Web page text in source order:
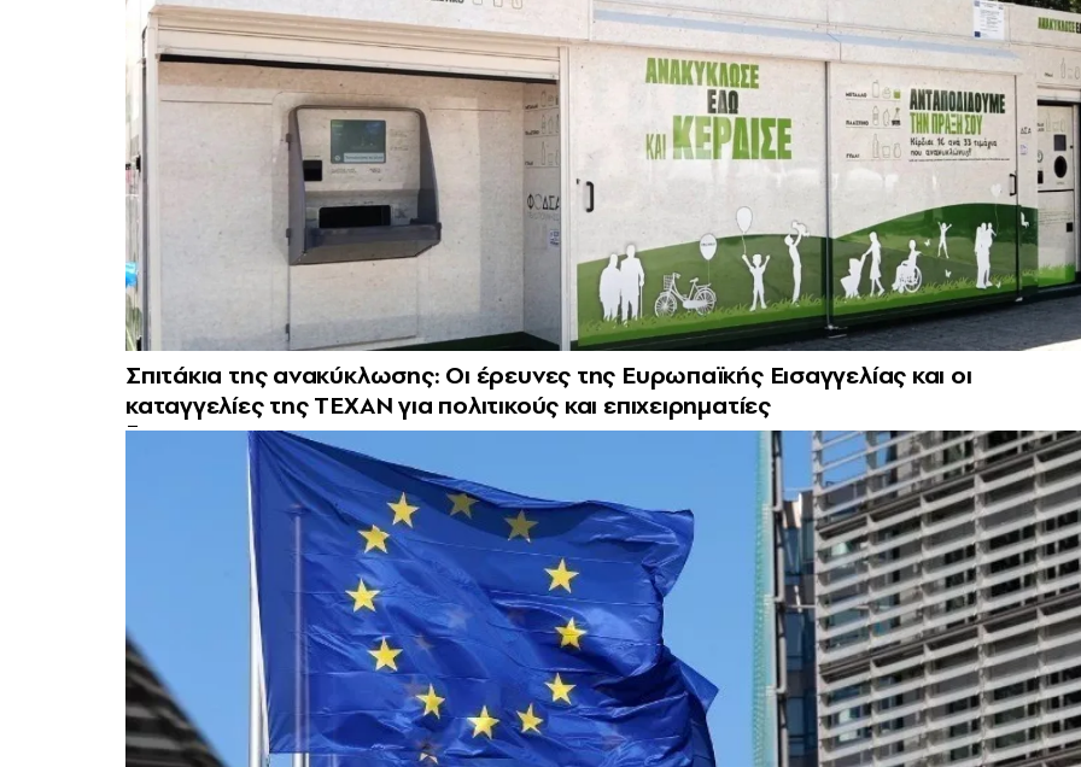
Σπιτάκια της ανακύκλωσης: Οι έρευνες της Ευρωπαϊκής Εισαγγελίας και οι
καταγγελίες της ΤΕΧΑΝ για πολιτικούς και επιχειρηματίες